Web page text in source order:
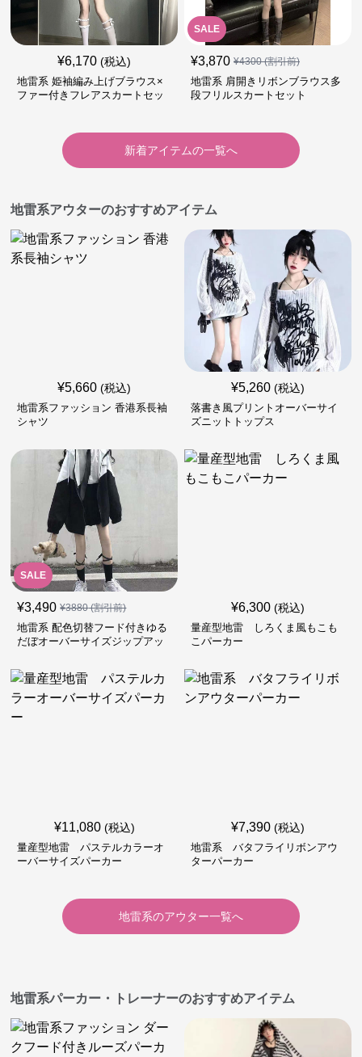
¥6,170 (税込)
地雷系 姫袖編み上げブラウス×
ファー付きフレアスカートセッ
SALE
¥3,870 ¥4300(割引前)
地雷系 肩開きリボンブラウス多
段フリルスカートセット
新着アイテムの一覧へ
地雷系アウターのおすすめアイテム
¥5,660 (税込)
地雷系ファッション 香港系長袖
シャツ
¥5,260 (税込)
落書き風プリントオーバーサイ
ズニットトップス
SALE
¥3,490 ¥3880(割引前)
地雷系 配色切替フード付きゆる
だぼオーバーサイズジップアッ
¥6,300 (税込)
量産型地雷 しろくま風もこも
こパーカー
¥11,080 (税込)
量産型地雷 パステルカラーオ
ーバーサイズパーカー
¥7,390 (税込)
地雷系 バタフライリボンアウ
ターパーカー
地雷系のアウター一覧へ
地雷系パーカー・トレーナーのおすすめアイテム